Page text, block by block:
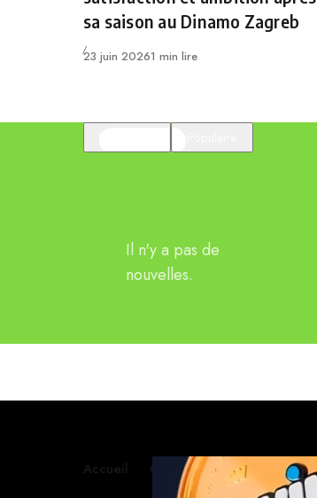
sa saison au Dinamo Zagreb
Publié
23 juin 20261 min lire
Il n'y a pas de
nouvelles.
Accueil Contactez-nous